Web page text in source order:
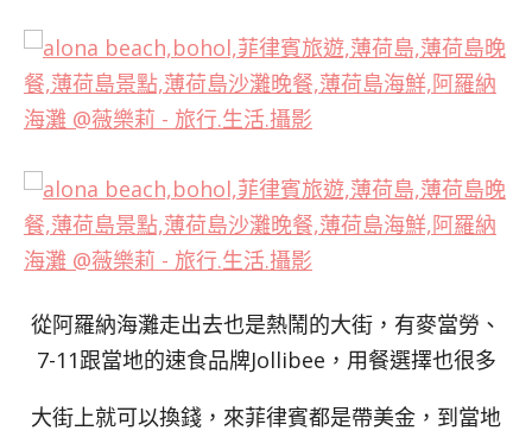
從阿羅納海灘走出去也是熱鬧的大街，有麥當勞、
7-11跟當地的速食品牌Jollibee，用餐選擇也很多
大街上就可以換錢，來菲律賓都是帶美金，到當地